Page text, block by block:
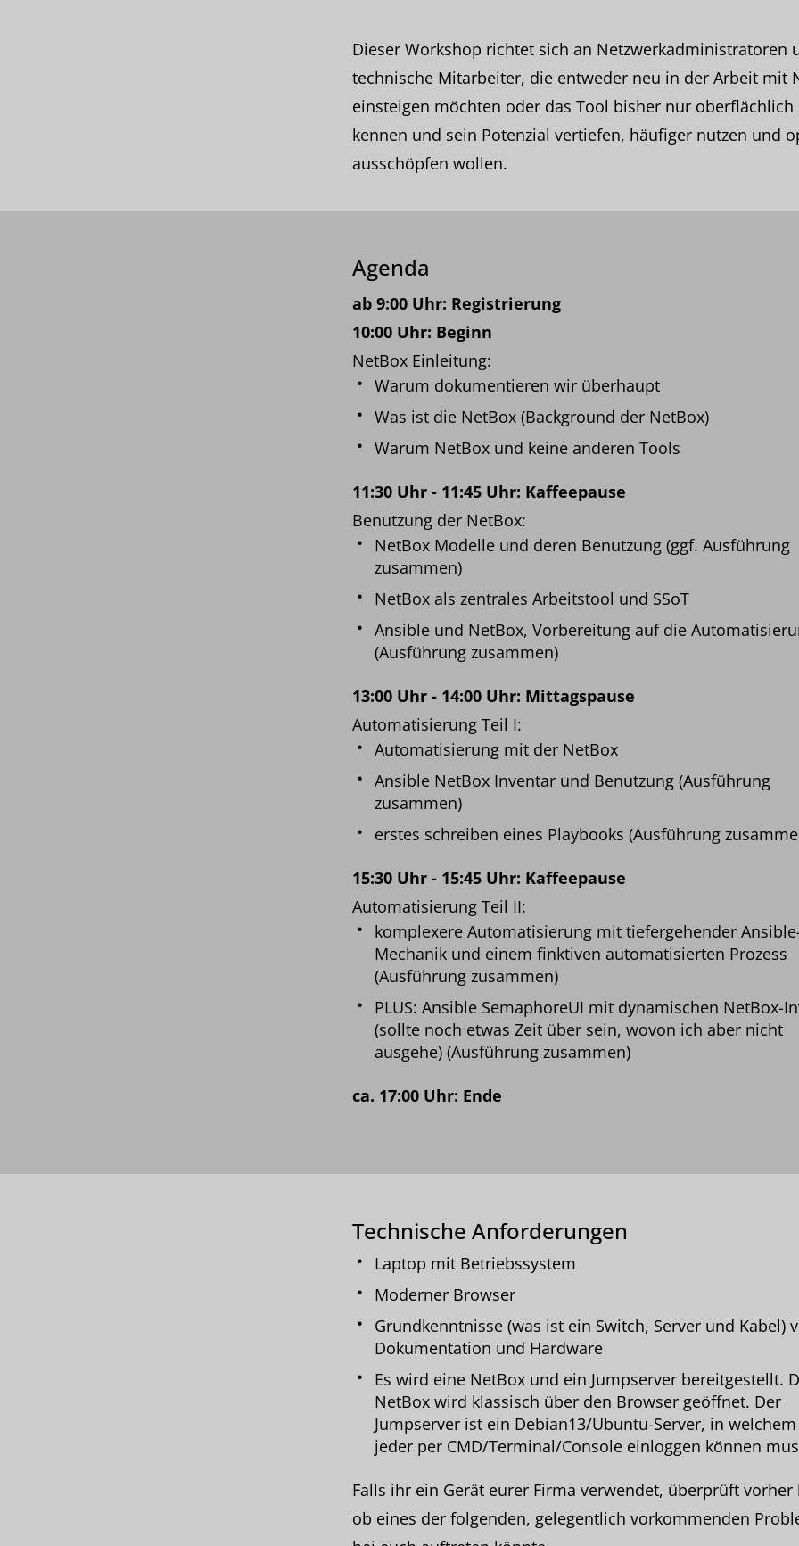
Dieser Workshop richtet sich an Netzwerkadministratoren
technische Mitarbeiter, die entweder neu in der Arbeit mit
einsteigen möchten oder das Tool bisher nur oberflächlich
kennen und sein Potenzial vertiefen, häufiger nutzen und
ausschöpfen wollen.
Agenda
ab 9:00 Uhr: Registrierung
10:00 Uhr: Beginn
NetBox Einleitung:
Warum dokumentieren wir überhaupt
Was ist die NetBox (Background der NetBox)
Warum NetBox und keine anderen Tools
11:30 Uhr - 11:45 Uhr: Kaffeepause
Benutzung der NetBox:
NetBox Modelle und deren Benutzung (ggf. Ausführung
zusammen)
NetBox als zentrales Arbeitstool und SSoT
Ansible und NetBox, Vorbereitung auf die
(Ausführung zusammen)
13:00 Uhr - 14:00 Uhr: Mittagspause
Automatisierung Teil I:
Automatisierung mit der NetBox
Ansible NetBox Inventar und Benutzung (Ausführung
zusammen)
erstes schreiben eines Playbooks (Ausführung
15:30 Uhr - 15:45 Uhr: Kaffeepause
Automatisierung Teil II:
komplexere Automatisierung mit tiefergehender
Mechanik und einem finktiven automatisierten Prozess
(Ausführung zusammen)
PLUS: Ansible SemaphoreUI mit dynamischen NetBox-
(sollte noch etwas Zeit über sein, wovon ich aber nicht
ausgehe) (Ausführung zusammen)
ca. 17:00 Uhr: Ende
Technische Anforderungen
Laptop mit Betriebssystem
Moderner Browser
Grundkenntnisse (was ist ein Switch, Server und Kabel)
Dokumentation und Hardware
Es wird eine NetBox und ein Jumpserver bereitgestellt.
NetBox wird klassisch über den Browser geöffnet. Der
Jumpserver ist ein Debian13/Ubuntu-Server, in
jeder per CMD/Terminal/Console einloggen können
Falls ihr ein Gerät eurer Firma verwendet, überprüft vorher
ob eines der folgenden, gelegentlich vorkommenden